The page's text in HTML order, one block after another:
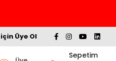
Üye Ol
Sepetim